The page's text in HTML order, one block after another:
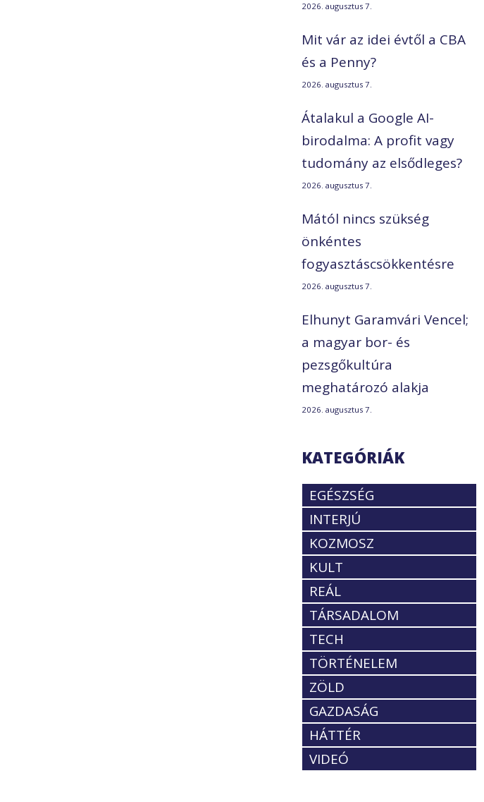
2026. augusztus 7.
Mit vár az idei évtől a CBA
és a Penny?
2026. augusztus 7.
Átalakul a Google AI-
birodalma: A profit vagy
tudomány az elsődleges?
2026. augusztus 7.
Mától nincs szükség
önkéntes
fogyasztáscsökkentésre
2026. augusztus 7.
Elhunyt Garamvári Vencel;
a magyar bor- és
pezsgőkultúra
meghatározó alakja
2026. augusztus 7.
KATEGÓRIÁK
EGÉSZSÉG
INTERJÚ
KOZMOSZ
KULT
REÁL
TÁRSADALOM
TECH
TÖRTÉNELEM
ZÖLD
GAZDASÁG
HÁTTÉR
VIDEÓ